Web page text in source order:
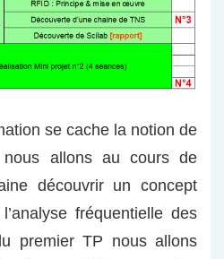
se cache la notion de
allons au cours de
découvrir un concept
fréquentielle des
premier TP nous allons